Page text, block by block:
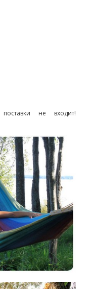
не входит!